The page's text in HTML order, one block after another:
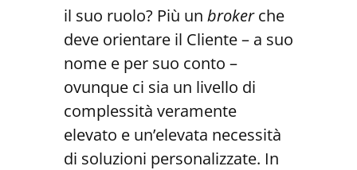
il suo ruolo? Più un brokerche
deve orientare il Cliente – a suo
nome e per suo conto –
ovunque ci sia un livello di
complessità veramente
elevato e un’elevata necessità
di soluzioni personalizzate. In